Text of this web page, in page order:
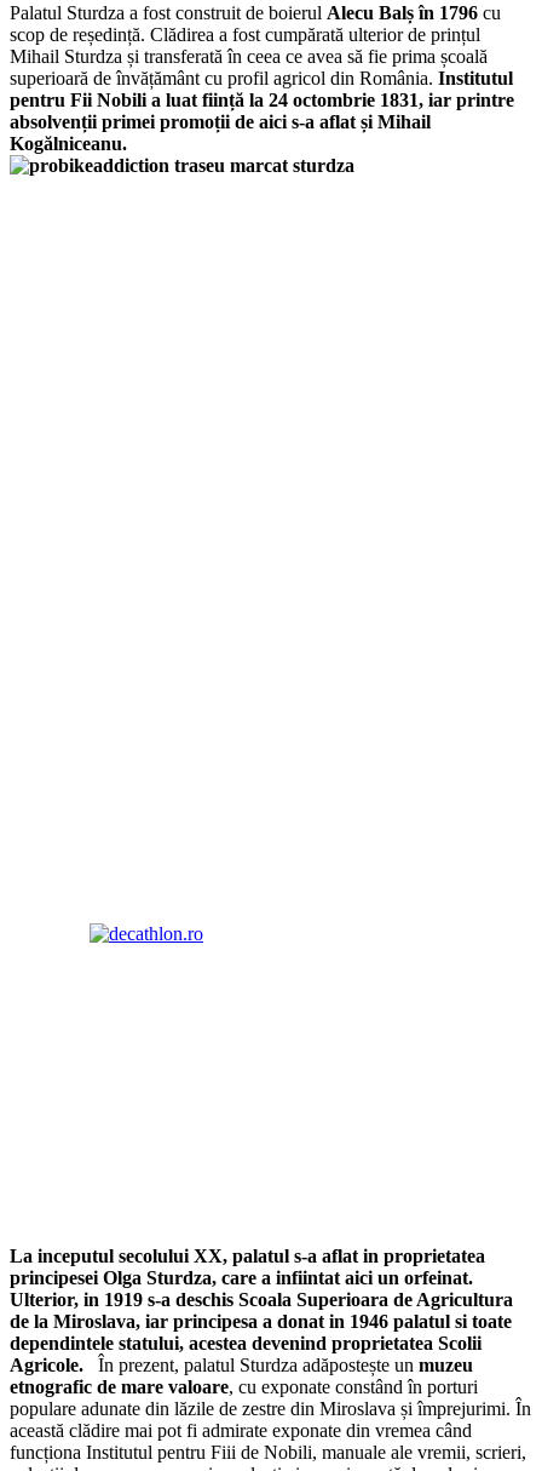
Palatul Sturdza a fost construit de boierul Alecu Balș în 1796 cu
scop de reședință. Clădirea a fost cumpărată ulterior de prințul
Mihail Sturdza și transferată în ceea ce avea să fie prima școală
superioară de învățământ cu profil agricol din România. Institutul
pentru Fii Nobili a luat ființă la 24 octombrie 1831, iar printre
absolvenții primei promoții de aici s-a aflat și Mihail
Kogălniceanu.
La inceputul secolului XX, palatul s-a aflat in proprietatea
principesei Olga Sturdza, care a infiintat aici un orfeinat.
Ulterior, in 1919 s-a deschis Scoala Superioara de Agricultura
de la Miroslava, iar principesa a donat in 1946 palatul si toate
dependintele statului, acestea devenind proprietatea Scolii
Agricole.
În prezent, palatul Sturdza adăpostește un muzeu
etnografic de mare valoare, cu exponate constând în porturi
populare adunate din lăzile de zestre din Miroslava și împrejurimi. În
această clădire mai pot fi admirate exponate din vremea când
funcționa Institutul pentru Fiii de Nobili, manuale ale vremii, scrieri,